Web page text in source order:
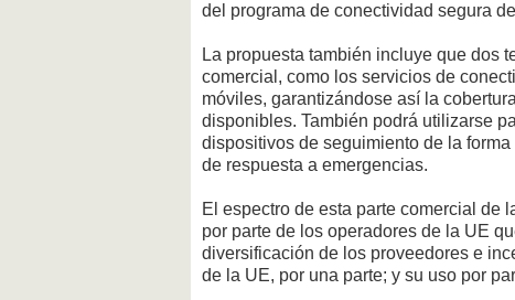
del programa de conectividad segura
La propuesta también incluye que dos
comercial, como los servicios de
móviles, garantizándose así la
disponibles. También podrá utilizarse
dispositivos de seguimiento de la
de respuesta a emergencias.
El espectro de esta parte comercial de
por parte de los operadores de la UE
diversificación de los proveedores e
de la UE, por una parte; y su uso por